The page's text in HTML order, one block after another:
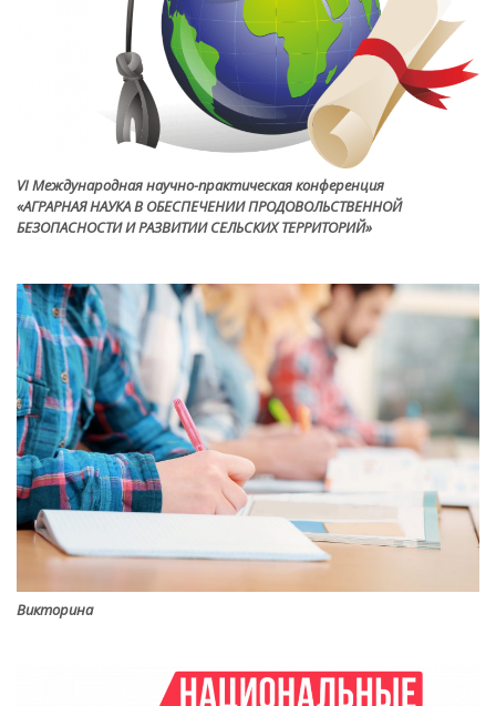
VI Международная научно-практическая конференция
«АГРАРНАЯ НАУКА В ОБЕСПЕЧЕНИИ ПРОДОВОЛЬСТВЕННОЙ
БЕЗОПАСНОСТИ И РАЗВИТИИ СЕЛЬСКИХ ТЕРРИТОРИЙ»
Викторина